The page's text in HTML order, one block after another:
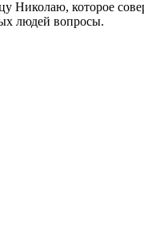
Николаю, которое
людей вопросы.